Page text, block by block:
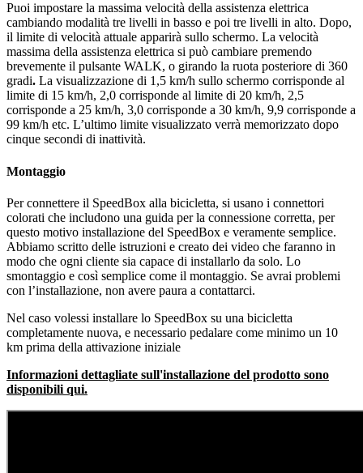
Puoi impostare la massima velocità della assistenza elettrica
cambiando modalità tre livelli in basso e poi tre livelli in alto. Dopo,
il limite di velocità attuale apparirà sullo schermo. La velocità
massima della assistenza elettrica si può cambiare premendo
brevemente il pulsante WALK, o girando la ruota posteriore di 360
gradi. La visualizzazione di 1,5 km/h sullo schermo corrisponde al
limite di 15 km/h, 2,0 corrisponde al limite di 20 km/h, 2,5
corrisponde a 25 km/h, 3,0 corrisponde a 30 km/h, 9,9 corrisponde a
99 km/h etc. L’ultimo limite visualizzato verrà memorizzato dopo
cinque secondi di inattività.
Montaggio
Per connettere il SpeedBox alla bicicletta, si usano i connettori
colorati che includono una guida per la connessione corretta, per
questo motivo installazione del SpeedBox e veramente semplice.
Abbiamo scritto delle istruzioni e creato dei video che faranno in
modo che ogni cliente sia capace di installarlo da solo. Lo
smontaggio e così semplice come il montaggio. Se avrai problemi
con l’installazione, non avere paura a contattarci.
Nel caso volessi installare lo SpeedBox su una bicicletta
completamente nuova, e necessario pedalare come minimo un 10
km prima della attivazione iniziale
Informazioni dettagliate sull'installazione del prodotto sono
disponibili qui.